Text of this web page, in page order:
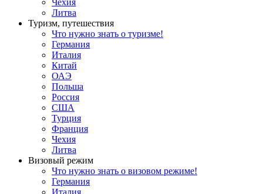
Чехия
Литва
Туризм, путешествия
Что нужно знать о туризме!
Германия
Италия
Китай
ОАЭ
Польша
Россия
США
Турция
Франция
Чехия
Литва
Визовый режим
Что нужно знать о визовом режиме!
Германия
Италия